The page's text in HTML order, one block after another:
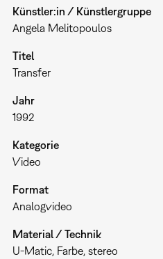
Künstler:in / Künstlergruppe
Angela Melitopoulos
Titel
Transfer
Jahr
1992
Kategorie
Video
Format
Analogvideo
Material / Technik
U-Matic, Farbe, stereo